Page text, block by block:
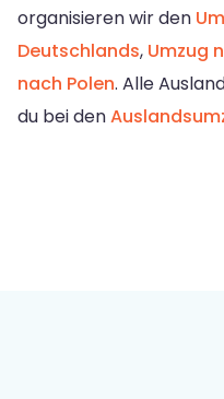
organisieren wir den
Deutschlands, Umzug
nach Polen. Alle
du bei den